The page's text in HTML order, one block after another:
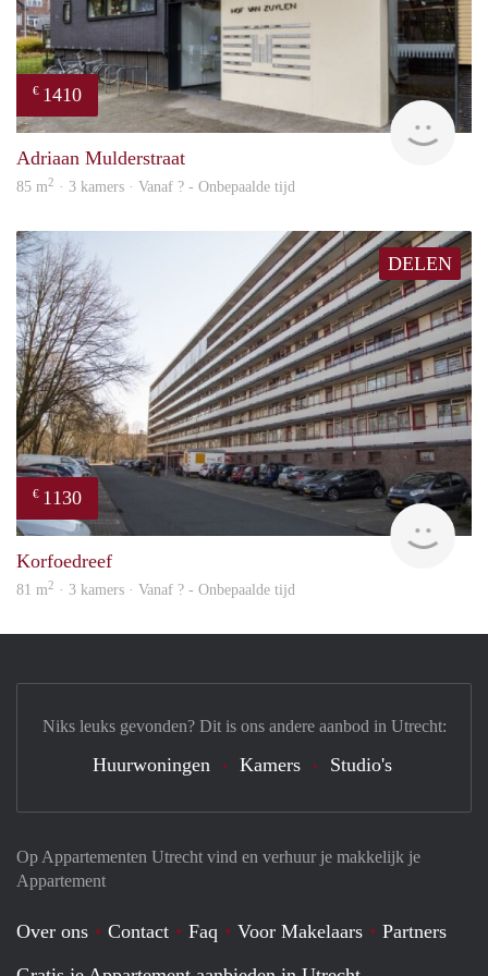
€ 1410
Adriaan Mulderstraat
85 m2 · 3 kamers · Vanaf ? - Onbepaalde tijd
DELEN
€ 1130
Korfoedreef
81 m2 · 3 kamers · Vanaf ? - Onbepaalde tijd
Op Appartementen Utrecht vind en verhuur je makkelijk je
Appartement
Over ons Contact Faq Voor Makelaars
Partners
Niks leuks gevonden? Dit is ons andere aanbod in Utrecht:
Huurwoningen Kamers Studio's